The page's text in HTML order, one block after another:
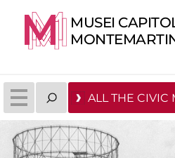
MUSEI
ALL THE CIVIC